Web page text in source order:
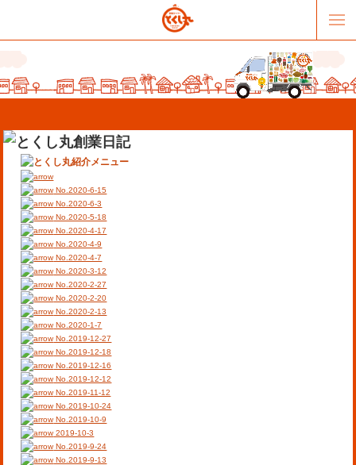
販売パートナー募集
オススメリンク
お問合せ
No.2020-6-15
No.2020-6-3
No.2020-5-18
No.2020-4-17
No.2020-4-9
No.2020-4-7
No.2020-3-12
No.2020-2-27
No.2020-2-20
No.2020-2-13
No.2020-1-7
No.2019-12-27
No.2019-12-18
No.2019-12-16
No.2019-12-12
No.2019-11-12
No.2019-10-24
No.2019-10-9
2019-10-3
No.2019-9-24
No.2019-9-13